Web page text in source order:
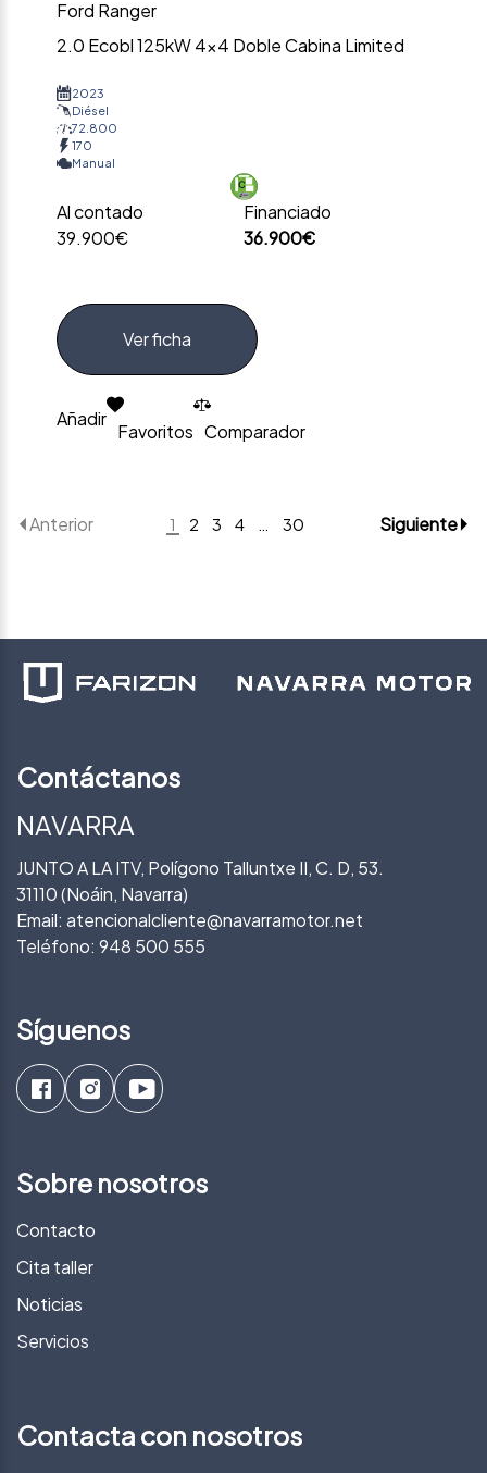
Ford Ranger
2.0 Ecobl 125kW 4×4 Doble Cabina Limited
2023
Diésel
72.800
170
Manual
Al contado
39.900€
Financiado
36.900€
Ver ficha
Añadir
Favoritos Comparador
Anterior 1 2 3 4 30 Siguiente
Contáctanos
NAVARRA
JUNTO A LA ITV, Polígono Talluntxe II, C. D, 53.
31110 (Noáin, Navarra)
Email: atencionalcliente@navarramotor.net
Teléfono: 948 500 555
Síguenos
Sobre nosotros
Contacto
Cita taller
Noticias
Servicios
Contacta con nosotros